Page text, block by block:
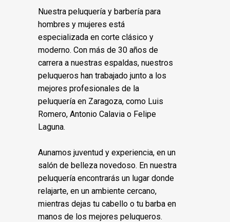
Nuestra peluquería y barbería para
hombres y mujeres está
especializada en corte clásico y
moderno. Con más de 30 años de
carrera a nuestras espaldas, nuestros
peluqueros han trabajado junto a los
mejores profesionales de la
peluquería en Zaragoza, como Luis
Romero, Antonio Calavia o Felipe
Laguna.
Aunamos juventud y experiencia, en un
salón de belleza novedoso. En nuestra
peluquería encontrarás un lugar donde
relajarte, en un ambiente cercano,
mientras dejas tu cabello o tu barba en
manos de los mejores peluqueros.